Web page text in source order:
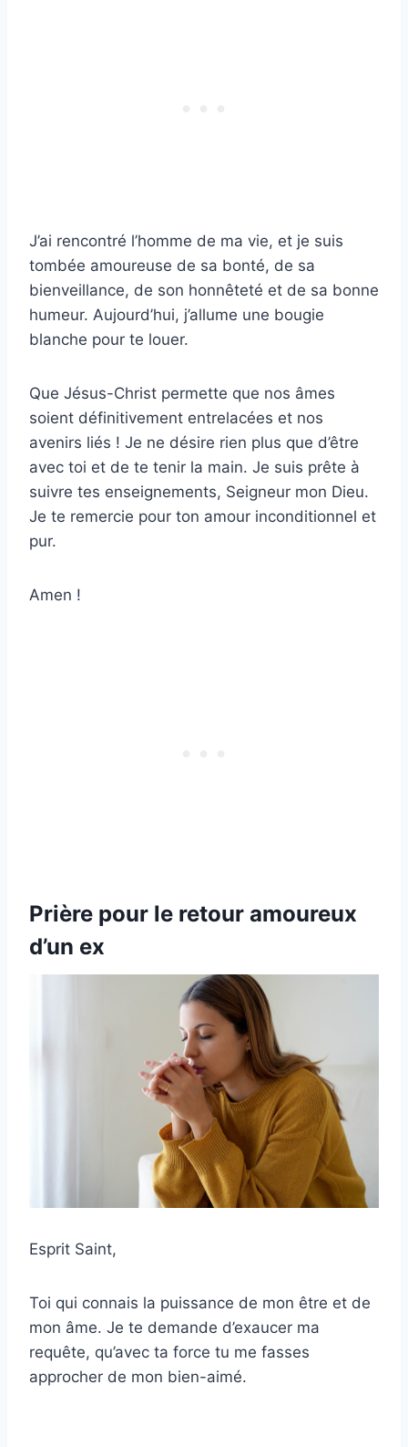
J’ai rencontré l’homme de ma vie, et je suis
tombée amoureuse de sa bonté, de sa
bienveillance, de son honnêteté et de sa bonne
humeur. Aujourd’hui, j’allume une bougie
blanche pour te louer.
Que Jésus-Christ permette que nos âmes
soient définitivement entrelacées et nos
avenirs liés ! Je ne désire rien plus que d’être
avec toi et de te tenir la main. Je suis prête à
suivre tes enseignements, Seigneur mon Dieu.
Je te remercie pour ton amour inconditionnel et
pur.
Amen !
Prière pour le retour amoureux
d’un ex
Esprit Saint,
Toi qui connais la puissance de mon être et de
mon âme. Je te demande d’exaucer ma
requête, qu’avec ta force tu me fasses
approcher de mon bien-aimé.